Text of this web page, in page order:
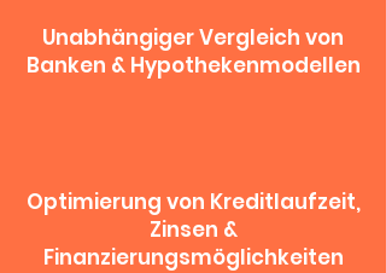
Unabhängiger Vergleich von
Banken & Hypothekenmodellen
Optimierung von Kreditlaufzeit,
Zinsen &
Finanzierungsmöglichkeiten